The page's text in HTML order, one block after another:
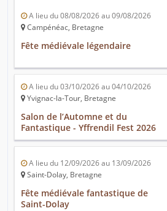
A lieu du 08/08/2026 au 09/08/2026
Campénéac, Bretagne
Fête médiévale légendaire
A lieu du 03/10/2026 au 04/10/2026
Yvignac-la-Tour, Bretagne
Salon de l’Automne et du
Fantastique - Yffrendil Fest 2026
A lieu du 12/09/2026 au 13/09/2026
Saint-Dolay, Bretagne
Fête médiévale fantastique de
Saint-Dolay